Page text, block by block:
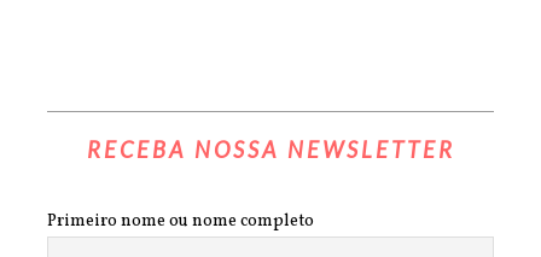
RECEBA NOSSA NEWSLETTER
Primeiro nome ou nome completo